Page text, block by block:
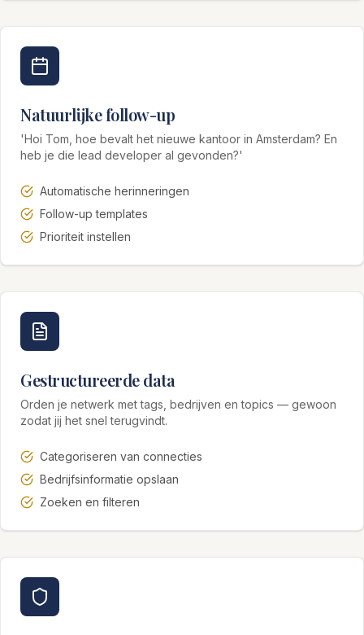
Natuurlijke follow-up
'Hoi Tom, hoe bevalt het nieuwe kantoor in Amsterdam? En
heb je die lead developer al gevonden?'
Automatische herinneringen
Follow-up templates
Prioriteit instellen
Gestructureerde data
Orden je netwerk met tags, bedrijven en topics — gewoon
zodat jij het snel terugvindt.
Categoriseren van connecties
Bedrijfsinformatie opslaan
Zoeken en filteren